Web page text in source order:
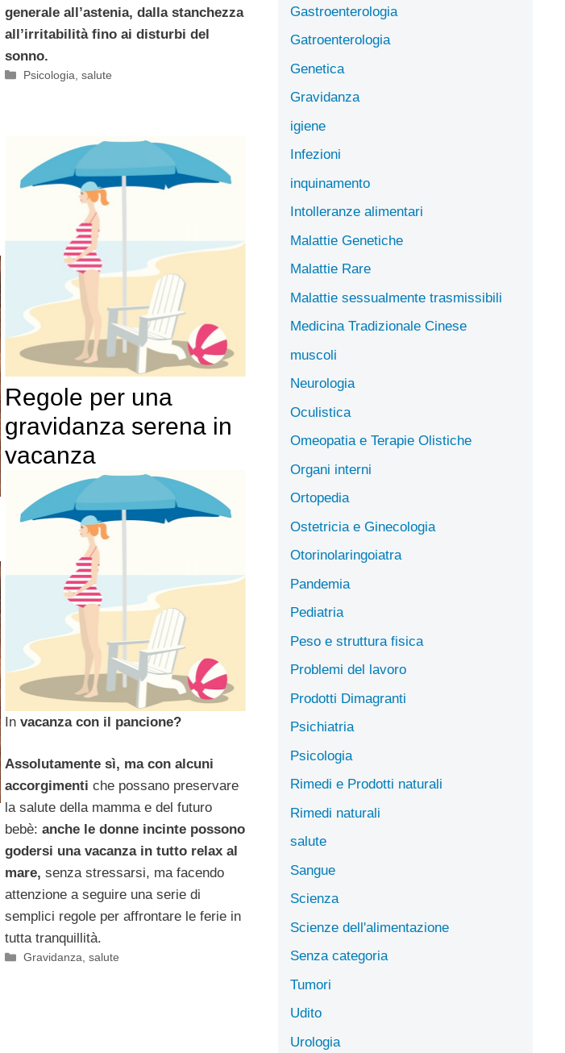
generale all’astenia, dalla stanchezza
all’irritabilità fino ai disturbi del
sonno.
Categorie
Psicologia salute
Regole per una
gravidanza serena in
vacanza
In vacanza con il pancione?
Assolutamente sì, ma con alcuni
accorgimenti che possano preservare
la salute della mamma e del futuro
bebè: anche le donne incinte possono
godersi una vacanza in tutto relax al
mare, senza stressarsi, ma facendo
attenzione a seguire una serie di
semplici regole per affrontare le ferie in
tutta tranquillità.
Categorie
Gravidanza, salute
Gastroenterologia
Gatroenterologia
Genetica
Gravidanza
igiene
Infezioni
inquinamento
Intolleranze alimentari
Malattie Genetiche
Malattie Rare
Malattie sessualmente trasmissibili
Medicina Tradizionale Cinese
muscoli
Neurologia
Oculistica
Omeopatia e Terapie Olistiche
Organi interni
Ortopedia
Ostetricia e Ginecologia
Otorinolaringoiatra
Pandemia
Pediatria
Peso e struttura fisica
Problemi del lavoro
Prodotti Dimagranti
Psichiatria
Psicologia
Rimedi e Prodotti naturali
Rimedi naturali
salute
Sangue
Scienza
Scienze dell'alimentazione
Senza categoria
Tumori
Udito
Urologia